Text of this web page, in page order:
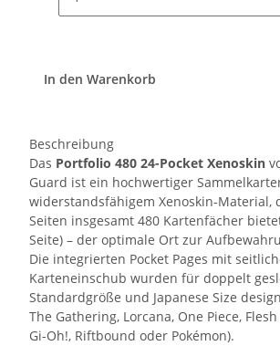
In den Warenkorb
Beschreibung
Das Portfolio 480 24-Pocket Xenoskin
Guard ist ein hochwertiger
widerstandsfähigem Xenoskin-Material,
Seiten insgesamt 480 Kartenfächer
Seite) – der optimale Ort zur
Die integrierten Pocket Pages mit
Karteneinschub wurden für doppelt
Standardgröße und Japanese Size
The Gathering, Lorcana, One Piece,
Gi-Oh!, Riftbound oder Pokémon).